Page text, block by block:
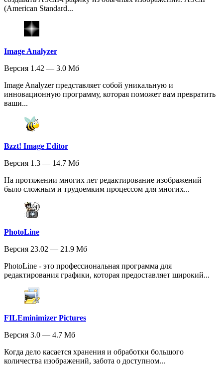
(American Standard...
Image Analyzer
Версия 1.42 — 3.0 Мб
Image Analyzer представляет собой уникальную и
инновационную программу, которая поможет вам превратить
ваши...
Bzzt! Image Editor
Версия 1.3 — 14.7 Мб
На протяжении многих лет редактирование изображений
было сложным и трудоемким процессом для многих...
PhotoLine
Версия 23.02 — 21.9 Мб
PhotoLine - это профессиональная программа для
редактирования графики, которая предоставляет широкий...
FILEminimizer Pictures
Версия 3.0 — 4.7 Мб
Когда дело касается хранения и обработки большого
количества изображений, забота о доступном...